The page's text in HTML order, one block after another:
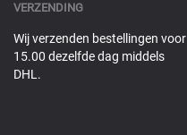
VERZENDING
Wij verzenden bestellingen voor
15.00 dezelfde dag middels
DHL.